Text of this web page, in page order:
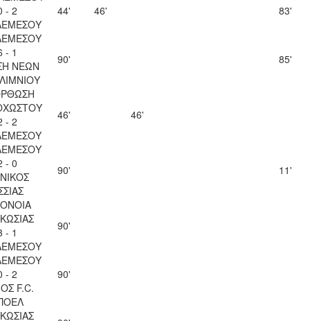
- 2
44' 46'
83'
- 1
ΝΕΩΝ
90' 85'
- 2
46' 46'
- 0
90' 11'
- 1
90'
- 2
F.C.
90'